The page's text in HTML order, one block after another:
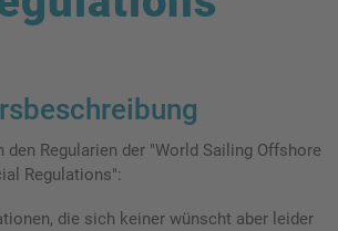
den Regularien der "World Sailing Offshore
Regulations":
die sich keiner wünscht aber leider